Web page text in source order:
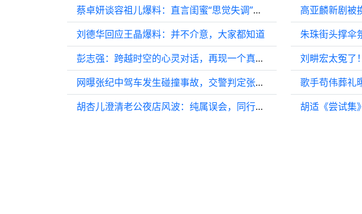
蔡卓妍谈容祖儿爆料：直言闺蜜“思觉失调”坚决否认梁超怡插足
刘德华回应王晶爆料：并不介意，大家都知道
彭志强：跨越时空的心灵对话，再现一个真实的陆游｜中原作家
网曝张纪中驾车发生碰撞事故，交警判定张纪中负事故全责
胡杏儿澄清老公夜店风波：纯属误会，同行女士的先生也在现场